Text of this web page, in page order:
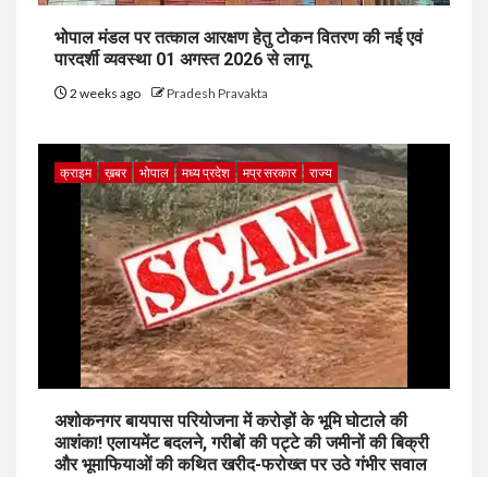
भोपाल मंडल पर तत्काल आरक्षण हेतु टोकन वितरण की नई एवं
पारदर्शी व्यवस्था 01 अगस्त 2026 से लागू
2 weeks ago Pradesh Pravakta
क्राइम ख़बर भोपाल मध्य प्रदेश मप्र सरकार राज्य
अशोकनगर बायपास परियोजना में करोड़ों के भूमि घोटाले की
आशंका! एलायमेंट बदलने, गरीबों की पट्टे की जमीनों की बिक्री
और भूमाफियाओं की कथित खरीद-फरोख्त पर उठे गंभीर सवाल